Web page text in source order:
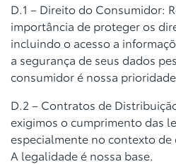
D.1 – Direito do Consumidor:
importância de proteger os
incluindo o acesso a
a segurança de seus dados
consumidor é nossa
D.2 – Contratos de
exigimos o cumprimento das
especialmente no contexto de
A legalidade é nossa base.